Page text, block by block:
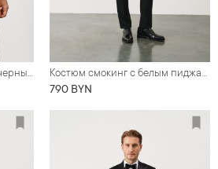
Костюм мужской смокинг черный, двубортный Костюм смокинг с белым пиджаком и черными брюками, заостренные пиковые лацканы
790 BYN